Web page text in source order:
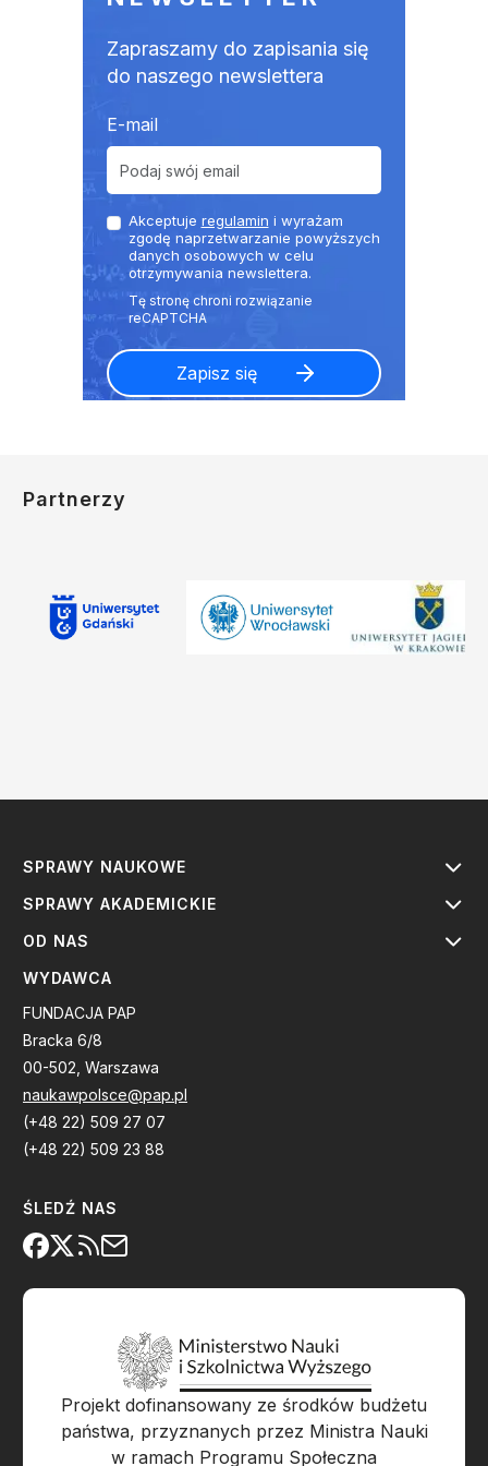
Zapraszamy do zapisania się
do naszego newslettera
E-mail
Akceptuje regulamin i wyrażam
zgodę naprzetwarzanie powyższych
danych osobowych w celu
otrzymywania newslettera.
Partnerzy
SPRAWY NAUKOWE
SPRAWY AKADEMICKIE
OD NAS
WYDAWCA
FUNDACJA PAP
Bracka 6/8
00-502, Warszawa
naukawpolsce@pap.pl
(+48 22) 509 27 07
(+48 22) 509 23 88
ŚLEDŹ NAS
Projekt dofinansowany ze środków budżetu
państwa, przyznanych przez Ministra Nauki
w ramach Programu Społeczna